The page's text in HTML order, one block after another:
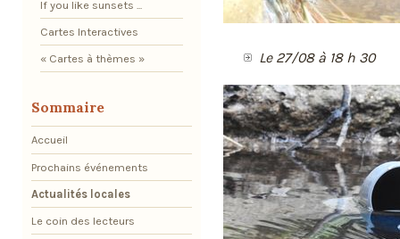
Le 27/08 à 18 h 30
If you like sunsets ...
Cartes Interactives
« Cartes à thèmes »
Sommaire
Accueil
Prochains événements
Actualités locales
Le coin des lecteurs